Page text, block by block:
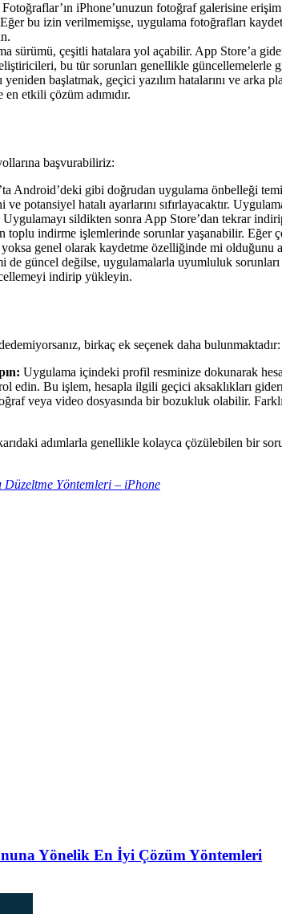
iPhone’unuzun fotoğraf galerisine
bu izin verilmemişse, uygulama fotoğrafları
sürümü, çeşitli hatalara yol açabilir. App Store’a
bu tür sorunları genellikle güncellemelerle
yeniden başlatmak, geçici yazılım hatalarını ve arka
etkili çözüm adımıdır.
başvurabiliriz:
Android’deki gibi doğrudan uygulama önbelleği
potansiyel hatalı ayarlarını sıfırlayacaktır.
sildikten sonra App Store’dan tekrar
toplu indirme işlemlerinde sorunlar yaşanabilir. Eğer
genel olarak kaydetme özelliğinde mi olduğunu
de güncel değilse, uygulamalarla uyumluluk
indirip yükleyin.
birkaç ek seçenek daha bulunmaktadır:
Uygulama içindeki profil resminize dokunarak
Bu işlem, hesapla ilgili geçici aksaklıkları
veya video dosyasında bir bozukluk olabilir.
adımlarla genellikle kolayca çözülebilen bir
Düzeltme Yöntemleri – iPhone
Yönelik En İyi Çözüm Yöntemleri